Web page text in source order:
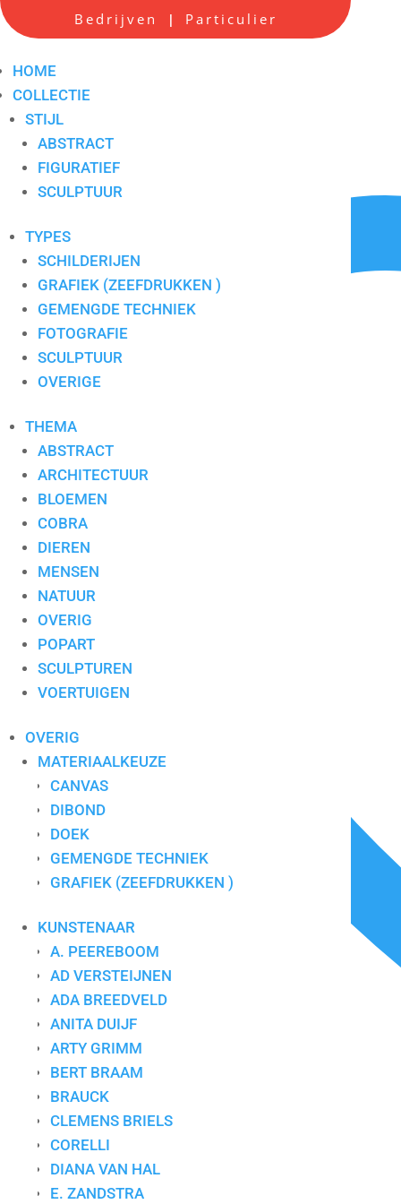
Bedrijven | Particulier
HOME
COLLECTIE
STIJL
ABSTRACT
FIGURATIEF
SCULPTUUR
TYPES
SCHILDERIJEN
GRAFIEK (ZEEFDRUKKEN )
GEMENGDE TECHNIEK
FOTOGRAFIE
SCULPTUUR
OVERIGE
THEMA
ABSTRACT
ARCHITECTUUR
BLOEMEN
COBRA
DIEREN
MENSEN
NATUUR
OVERIG
POPART
SCULPTUREN
VOERTUIGEN
OVERIG
MATERIAALKEUZE
CANVAS
DIBOND
DOEK
GEMENGDE TECHNIEK
GRAFIEK (ZEEFDRUKKEN )
KUNSTENAAR
A. PEEREBOOM
AD VERSTEIJNEN
ADA BREEDVELD
ANITA DUIJF
ARTY GRIMM
BERT BRAAM
BRAUCK
CLEMENS BRIELS
CORELLI
DIANA VAN HAL
E. ZANDSTRA
Brauck 2
Artikelnummer: